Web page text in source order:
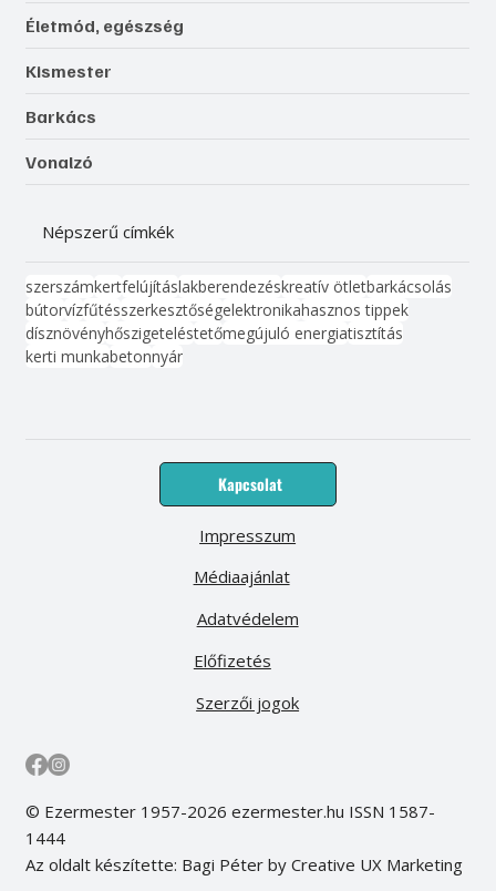
Életmód, egészség
Kismester
Barkács
Vonalzó
Népszerű címkék
szerszámkertfelújításlakberendezéskreatív ötletbarkácsolás
bútorvízfűtésszerkesztőségelektronikahasznos tippek
dísznövényhőszigeteléstetőmegújuló energiatisztítás
kerti munkabetonnyár
Kapcsolat
Médiaajánlat
Előfizetés
Impresszum
Adatvédelem
Szerzői jogok
© Ezermester 1957-2026 ezermester.hu ISSN 1587-
1444
Az oldalt készítette: Bagi Péter by Creative UX Marketing